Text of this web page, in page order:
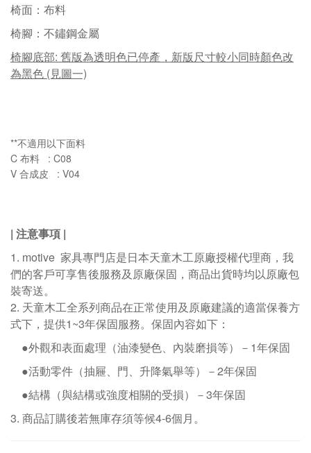
椅面：布料
椅腳： 不鏽鋼金屬
椅腳底部: 舊版為透明色已停產，新版尺寸較小同時顏色改
為黑色 (見圖一)
**不適用以下面料
C 布料 : C08
V 合成皮 : V04
| 注意事項 |
1. motive 家具專門店是日本天童木工原廠授權代理商，我
們的客戶可享售後服務及原廠保固，商品出貨時均以原廠包
裝寄送。
2. 天童木工全系列商品在正常使用及原廠建議的適當保養方
式下，提供1~3年保固服務。保固內容如下：
●外觀和表面處理（油漆變色、內裝磨損等）－ 1年保固
●活動零件（抽屜、門、升降氣舉等）－2年保固
●結構（與結構或強度相關的受損）－3年保固
3. 商品訂購後若無庫存須等候4-6個月。